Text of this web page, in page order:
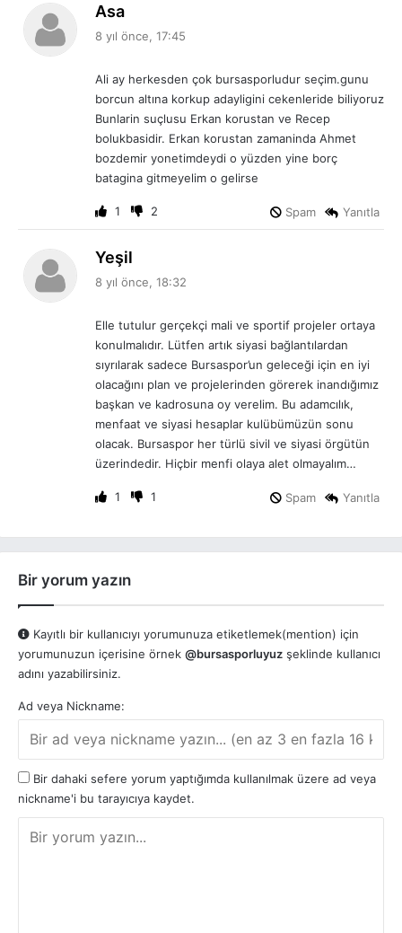
Asa
:
8 yıl önce, 17:45
Ali ay herkesden çok bursasporludur seçim.gunu
borcun altına korkup adayligini cekenleride biliyoruz
Bunlarin suçlusu Erkan korustan ve Recep
bolukbasidir. Erkan korustan zamaninda Ahmet
bozdemir yonetimdeydi o yüzden yine borç
batagina gitmeyelim o gelirse
1 2 Yanıtla
Spam
Yeşil
8 yıl önce, 18:32
Elle tutulur gerçekçi mali ve sportif projeler ortaya
konulmalıdır. Lütfen artık siyasi bağlantılardan
sıyrılarak sadece Bursaspor’un geleceği için en iyi
olacağını plan ve projelerinden görerek inandığımız
başkan ve kadrosuna oy verelim. Bu adamcılık,
menfaat ve siyasi hesaplar kulübümüzün sonu
olacak. Bursaspor her türlü sivil ve siyasi örgütün
üzerindedir. Hiçbir menfi olaya alet olmayalım…
1 1 Yanıtla
Spam
Bir yorum yazın
Kayıtlı bir kullanıcıyı yorumunuza etiketlemek(mention) için
yorumunuzun içerisine örnek @bursasporluyuz şeklinde kullanıcı
adını yazabilirsiniz.
Ad veya Nickname:
Bir dahaki sefere yorum yaptığımda kullanılmak üzere ad veya
nickname'i bu tarayıcıya kaydet.